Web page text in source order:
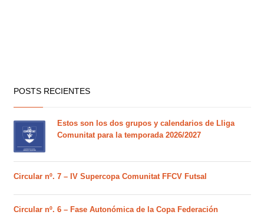
POSTS RECIENTES
Estos son los dos grupos y calendarios de Lliga
Comunitat para la temporada 2026/2027
Circular nº. 7 – IV Supercopa Comunitat FFCV Futsal
Circular nº. 6 – Fase Autonómica de la Copa Federación